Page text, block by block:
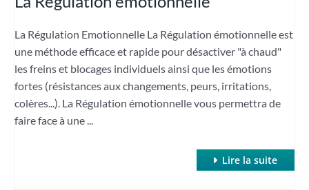
La Régulation Emotionnelle La Régulation émotionnelle est
une méthode efficace et rapide pour désactiver "à chaud"
les freins et blocages individuels ainsi que les émotions
fortes (résistances aux changements, peurs, irritations,
colères...). La Régulation émotionnelle vous permettra de
faire face à une ...
Lire la suite